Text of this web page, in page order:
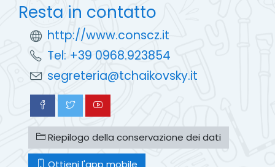
Resta in contatto
http://www.conscz.it
Tel: +39 0968.923854
segreteria@tchaikovsky.it
Riepilogo della conservazione dei dati
Ottieni l'app mobile